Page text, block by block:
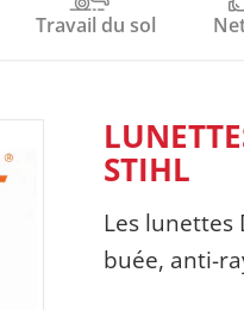
Travail du sol
STIHL
Les lunettes
buée, anti-